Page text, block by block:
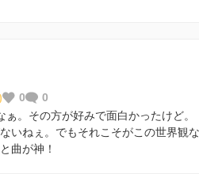
0
0
。その方が好みで面白かったけど。
いねぇ。でもそれこそがこの世界観な
曲が神！